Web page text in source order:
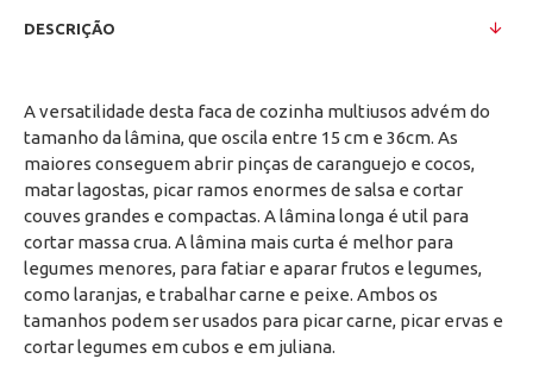
DESCRIÇÃO
A versatilidade desta faca de cozinha multiusos advém do
tamanho da lâmina, que oscila entre 15 cm e 36cm. As
maiores conseguem abrir pinças de caranguejo e cocos,
matar lagostas, picar ramos enormes de salsa e cortar
couves grandes e compactas. A lâmina longa é util para
cortar massa crua. A lâmina mais curta é melhor para
legumes menores, para fatiar e aparar frutos e legumes,
como laranjas, e trabalhar carne e peixe. Ambos os
tamanhos podem ser usados para picar carne, picar ervas e
cortar legumes em cubos e em juliana.